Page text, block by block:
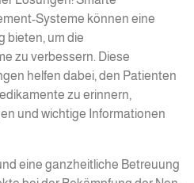
Systeme können eine
bieten, um die
zu verbessern. Diese
helfen dabei, den Patienten
zu erinnern,
und wichtige Informationen
eine ganzheitliche Betreuung